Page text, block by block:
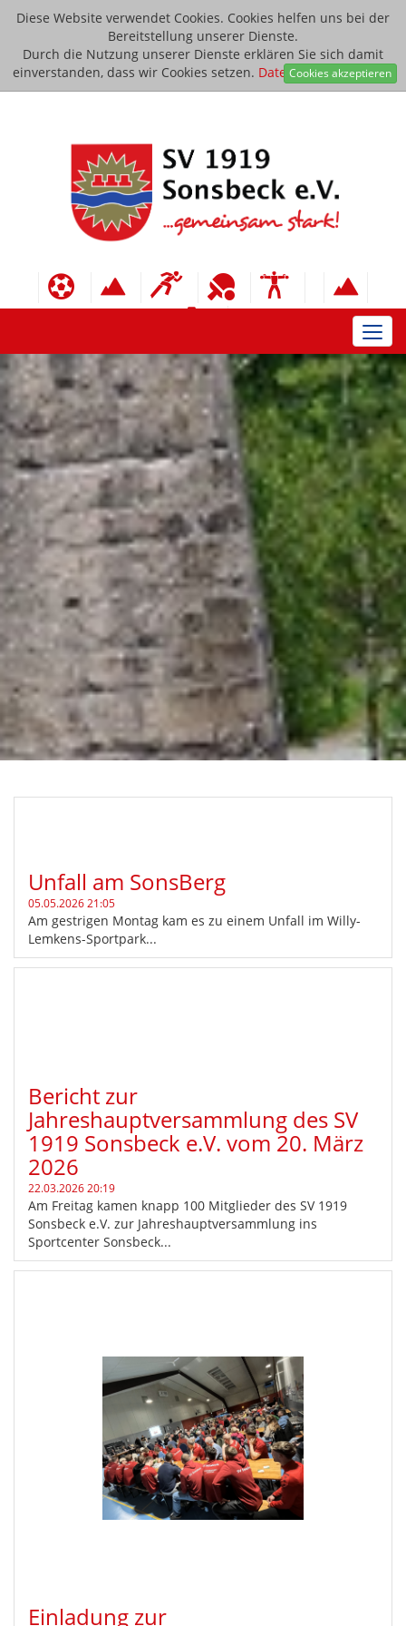
Diese Website verwendet Cookies. Cookies helfen uns bei der
Bereitstellung unserer Dienste.
Durch die Nutzung unserer Dienste erklären Sie sich damit
einverstanden, dass wir Cookies setzen. Datenschutzerklärung
Cookies akzeptieren
Unfall am SonsBerg
05.05.2026 21:05
Am gestrigen Montag kam es zu einem Unfall im Willy-
Lemkens-Sportpark...
Bericht zur
Jahreshauptversammlung des SV
1919 Sonsbeck e.V. vom 20. März
2026
22.03.2026 20:19
Am Freitag kamen knapp 100 Mitglieder des SV 1919
Sonsbeck e.V. zur Jahreshauptversammlung ins
Sportcenter Sonsbeck...
Einladung zur